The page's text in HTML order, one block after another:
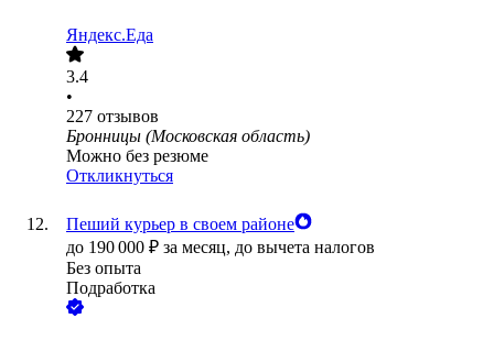
Яндекс.Еда
3.4
•
227 отзывов
Бронницы (Московская область)
Можно без резюме
Откликнуться
Пеший курьер в своем районе
до 190 000 ₽ за месяц, до вычета налогов
Без опыта
Подработка